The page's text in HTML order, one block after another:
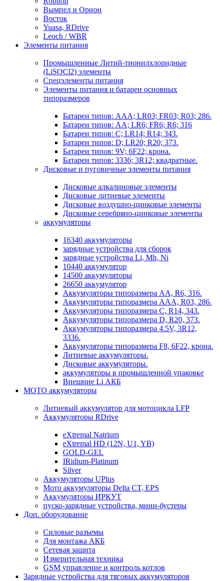
Вымпел и Орион
Восток
Yuasa, RDrive
Leoch / WBR
Элементы питания
Промышленные Литий-тионилхлоридные
(LiSOCl2) элементы
Спецэлементы питания
Элементы питания и батареи основных
типоразмеров
Батареи типов: AAA; LR03; FR03; R03; 286.
Батареи типов: AA; LR6; FR6; R6; 316
Батареи типов: C; LR14; R14; 343.
Батареи типов: D; LR20; R20; 373.
Батареи типов: 9V; 6F22; крона.
Батареи типов: 3336; 3R12; квадратные.
Дисковые и пуговичные элементы питания
Дисковые алкалиновые элементы
Дисковые литиевые элементы
Дисковые воздушно-цинковые элементы
Дисковые серебряно-цинковые элементы
аккумуляторы
16340 аккумуляторы
зарядные устройства для сборок
зарядные устройства Li, Mh, Ni
10440 аккумулятор
14500 аккумуляторы
26650 аккумулятор
Аккумуляторы типоразмера АА, R6, 316.
Аккумуляторы типоразмера ААА, R03, 286.
Аккумуляторы типоразмера С, R14, 343.
Аккумуляторы типоразмера D, R20, 373.
Аккумуляторы типоразмера 4.5V, 3R12,
3336.
Аккумуляторы типоразмера F8, 6F22, крона.
Литиевые аккумуляторы.
Дисковые аккумуляторы.
аккумуляторы в промышленной упаковке
Внешние Li АКБ
МОТО аккумуляторы
Литиевый аккумулятор для мотоцикла LFP
Аккумуляторы RDrive
eXtremal Natrium
eXtremal HD (12N, U1, YB)
GOLD-GEL
IRidium-Platinum
Silver
Аккумуляторы UPlus
Мото аккумуляторы Delta CT, EPS
Аккумуляторы ИРКУТ
пуско-зарядные устройства, мини-бустеры
Доп. оборудование
Силовые разъемы
Для монтажа АКБ
Сетевая защита
Измерительная техника
GSM управление и контроль котлов
Зарядные устройства для тяговых аккумуляторов